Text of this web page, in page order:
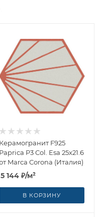
Керамогранит F925
Paprica P3 Col. Esa 25x21.6
Marca Corona (Италия)
5 144 ₽/м²
В КОРЗИНУ